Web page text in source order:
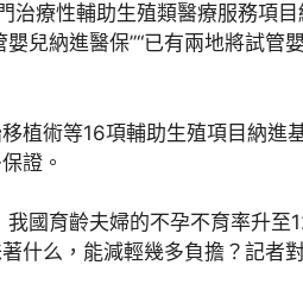
治療性輔助生殖類醫療服務項
兒納進醫保”“已有兩地將試管
植術等16項輔助生殖項目納進
證。
國育齡夫婦的不孕不育率升至
什么，能減輕幾多負擔？記者